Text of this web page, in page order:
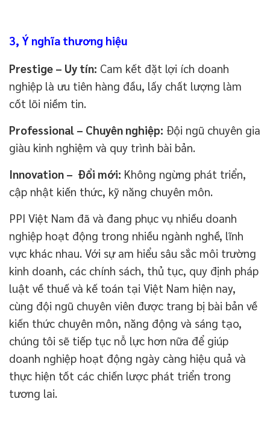
3, Ý nghĩa thương hiệu
Prestige – Uy tín: Cam kết đặt lợi ích doanh
nghiệp là ưu tiên hàng đầu, lấy chất lượng làm
cốt lõi niềm tin.
Professional – Chuyên nghiệp: Đội ngũ chuyên gia
giàu kinh nghiệm và quy trình bài bản.
Innovation – Đổi mới: Không ngừng phát triển,
cập nhật kiến thức, kỹ năng chuyên môn.
PPI Việt Nam đã và đang phục vụ nhiều doanh
nghiệp hoạt động trong nhiều ngành nghề, lĩnh
vực khác nhau. Với sự am hiểu sâu sắc môi trường
kinh doanh, các chính sách, thủ tục, quy định pháp
luật về thuế và kế toán tại Việt Nam hiện nay,
cùng đội ngũ chuyên viên được trang bị bài bản về
kiến thức chuyên môn, năng động và sáng tạo,
chúng tôi sẽ tiếp tục nỗ lực hơn nữa để giúp
doanh nghiệp hoạt động ngày càng hiệu quả và
thực hiện tốt các chiến lược phát triển trong
tương lai.